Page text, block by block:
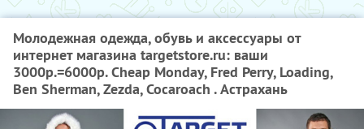
Молодежная одежда, обувь и аксессуары от
интернет магазина targetstore.ru: ваши
3000р.=6000р. Cheap Monday, Fred Perry, Loading,
Ben Sherman, Zezda, Cocaroach . Астрахань